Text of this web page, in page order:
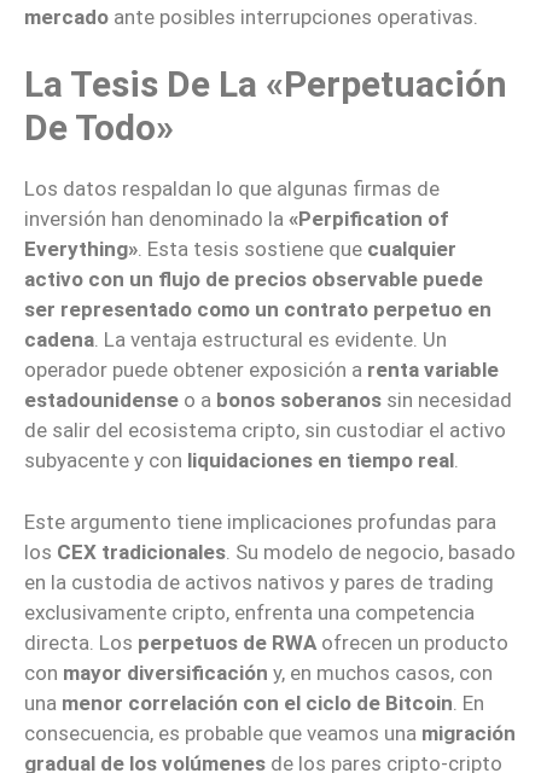
mercado ante posibles interrupciones operativas.
La Tesis De La «perpetuación
De Todo»
Los datos respaldan lo que algunas firmas de
inversión han denominado la «Perpification of
Everything». Esta tesis sostiene que cualquier
activo con un flujo de precios observable puede
ser representado como un contrato perpetuo en
cadena. La ventaja estructural es evidente. Un
operador puede obtener exposición a renta variable
estadounidense o a bonos soberanos sin necesidad
de salir del ecosistema cripto, sin custodiar el activo
subyacente y con liquidaciones en tiempo real.
Este argumento tiene implicaciones profundas para
los CEX tradicionales . Su modelo de negocio, basado
en la custodia de activos nativos y pares de trading
exclusivamente cripto, enfrenta una competencia
directa. Los perpetuos de RWA ofrecen un producto
con mayor diversificación y, en muchos casos, con
una menor correlación con el ciclo de Bitcoin . En
consecuencia, es probable que veamos una migración
gradual de los volúmenes de los pares cripto-cripto